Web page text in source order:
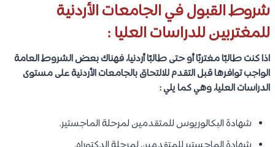
شروط القبول في الجامعات الأردنية
للمغتربين للدراسات العليا :
اذا كنت طالبًا مغتربًا أو حتى طالبًا أردنيا، فهناك بعض الشروط العامة
الواجب توافرها قبل التقدم للالتحاق بالجامعات الأردنية على مستوى
الدراسات العليا، وهي كما يلي :
شهادة البكالوريوس للمتقدمين لمرحلة الماجستير.